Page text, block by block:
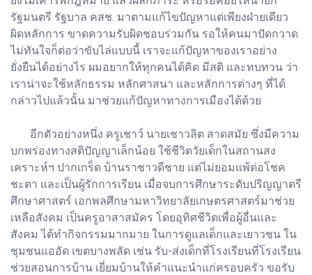
รัฐมนตรี รัฐบาล คสช. มาตามแก้ไขปัญหาแต่เพียงฝ่ายเดียว
ผิดหลักการ ขาดความรับผิดชอบร่วมกัน รอให้คนมาปัดกวาด
ไม่ทันใจก็ต่อว่าขับไล่แบบนี้ เราจะแก้ปัญหาของเราอย่าง
ยั่งยืนได้อย่างไร ผมอยากให้ทุกคนได้คิด มีสติ และทบทวน ว่า
เราน่าจะใช้หลักธรรม หลักศาสนา และหลักการต่างๆ ที่ได้
กล่าวไปแล้วนั้น มาช่วยแก้ปัญหาทางการเมืองได้ด้วย
อีกตัวอย่างหนึ่ง ครูเชาว์ นายเชาวลิต สาดสมัย ซึ่งมีความ
บกพร่องทางสติปัญญาเล็กน้อย ใช้ชีวิตวัยเด็กในสถานสง
เคราะห์ฯ ปากเกร็ด บ้านราชาวดีชาย แต่ไม่ยอมแพ้ต่อโชค
ชะตา และเป็นผู้รักการเรียน เมื่อจบการศึกษาระดับปริญญาตรี
ศึกษาศาสตร์ เอกพลศึกษามหาวิทยาลัยเกษตรศาสตร์มาช่วย
เหลือสังคม เป็นครูอาสาสมัคร โดยอุทิศชีวิตเพื่อผู้อื่นและ
สังคม ได้ทำกิจกรรมมากมาย ในการดูแลเด็กและเยาวชน ใน
ชุมชนแออัด เขตบางพลัด เช่น รับ-ส่งเด็กที่โรงเรียนที่โรงเรียน
ช่วยสอนการบ้าน เยี่ยมบ้านให้คำแนะนำแก่ครอบครัว ขอรับ